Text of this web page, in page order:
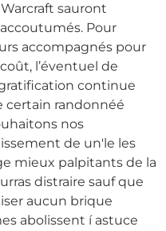
sauront
Pour
accompagnés pour
l’éventuel de
continue
certain randonnéé
nos
de un'le les
mieux palpitants de la
distraire sauf que
aucun brique
abolissent í astuce